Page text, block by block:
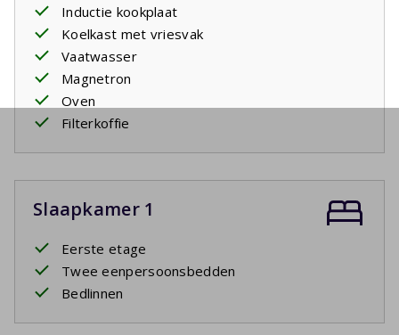
Inductie kookplaat
Koelkast met vriesvak
Vaatwasser
Magnetron
Oven
Filterkoffie
Slaapkamer 1
Eerste etage
Twee eenpersoonsbedden
Bedlinnen